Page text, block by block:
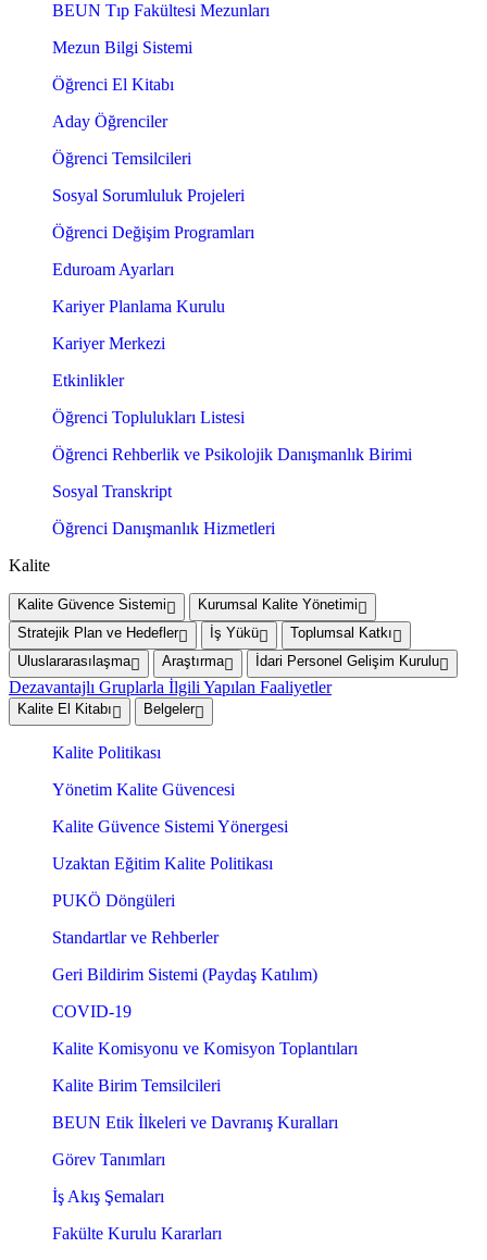
BEUN Tıp Fakültesi Mezunları
Mezun Bilgi Sistemi
Öğrenci El Kitabı
Aday Öğrenciler
Öğrenci Temsilcileri
Sosyal Sorumluluk Projeleri
Öğrenci Değişim Programları
Eduroam Ayarları
Kariyer Planlama Kurulu
Kariyer Merkezi
Etkinlikler
Öğrenci Toplulukları Listesi
Öğrenci Rehberlik ve Psikolojik Danışmanlık Birimi
Sosyal Transkript
Öğrenci Danışmanlık Hizmetleri
Kalite
Kalite Güvence Sistemi
Kurumsal Kalite Yönetimi
Stratejik Plan ve Hedefler
İş Yükü
Toplumsal Katkı
Uluslararasılaşma
Araştırma İdari Personel Gelişim Kurulu
Dezavantajlı Gruplarla İlgili Yapılan Faaliyetler
Kalite El Kitabı Belgeler
Kalite Politikası
Yönetim Kalite Güvencesi
Kalite Güvence Sistemi Yönergesi
Uzaktan Eğitim Kalite Politikası
PUKÖ Döngüleri
Standartlar ve Rehberler
Geri Bildirim Sistemi (Paydaş Katılım)
COVID-19
Kalite Komisyonu ve Komisyon Toplantıları
Kalite Birim Temsilcileri
BEUN Etik İlkeleri ve Davranış Kuralları
Görev Tanımları
İş Akış Şemaları
Fakülte Kurulu Kararları